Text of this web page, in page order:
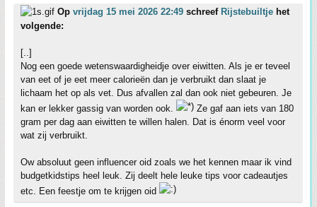
Op vrijdag 15 mei 2026 22:49 schreef Rijstebuiltje het
volgende:
[..]
Nog een goede wetenswaardigheidje over eiwitten. Als je er teveel
van eet of je eet meer calorieën dan je verbruikt dan slaat je
lichaam het op als vet. Dus afvallen zal dan ook niet gebeuren. Je
kan er lekker gassig van worden ook.
Ze gaf aan iets van 180
gram per dag aan eiwitten te willen halen. Dat is énorm veel voor
wat zij verbruikt.
Ow absoluut geen influencer oid zoals we het kennen maar ik vind
budgetkidstips heel leuk. Zij deelt hele leuke tips voor cadeautjes
etc. Een feestje om te krijgen oid